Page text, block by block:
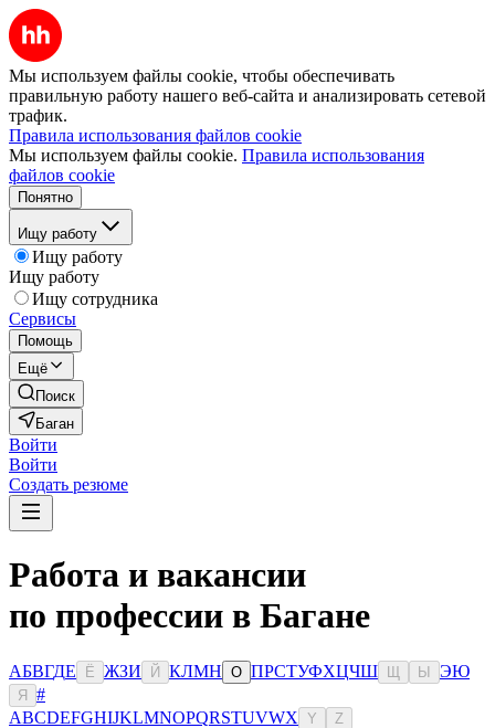
Мы используем файлы cookie, чтобы обеспечивать
правильную работу нашего веб-сайта и анализировать сетевой
трафик.
Правила использования файлов cookie
Мы используем файлы cookie. Правила использования
файлов cookie
Понятно
Ищу работу
Ищу работу
Ищу работу
Ищу сотрудника
Сервисы
Помощь
Ещё
Поиск
Баган
Войти
Войти
Создать резюме
Работа и вакансии
по профессии в Багане
АБВГДЕ Ё ЖЗИ Й КЛМН О ПРСТУФХЦЧШ Ы ЭЮ
Я
#
ABCDEFGHIJKLMNOPQRSTUVWX Y Z